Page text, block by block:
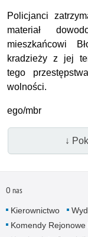
Policjanci
materiał
mieszkańcowi
kradzieży z jej
tego
wolności.
ego/mbr
↓
O nas
Kierownictwo
Komendy Rejonowe